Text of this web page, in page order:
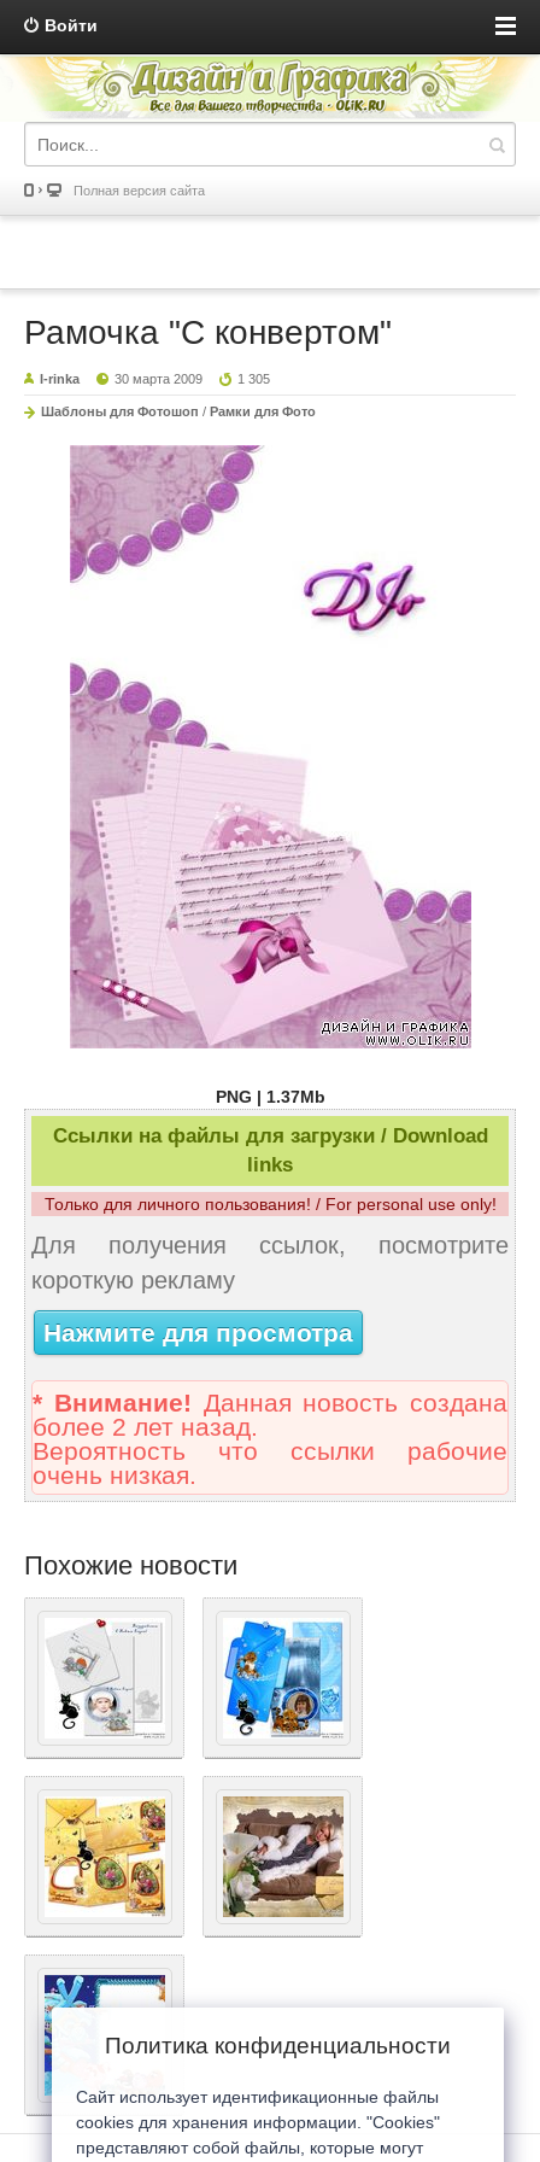
Войти
Полная версия сайта
Рамочка "С конвертом"
I-rinka 30 марта 2009 1 305
Шаблоны для Фотошоп / Рамки для Фото
PNG | 1.37Mb
Ссылки на файлы для загрузки / Download
links
Только для личного пользования! / For personal use only!
Для получения ссылок, посмотрите
короткую рекламу
Нажмите для просмотра
* Внимание! Данная новость создана
более 2 лет назад.
Вероятность что ссылки рабочие
очень низкая.
Похожие новости
Политика конфиденциальности
Сайт использует идентификационные файлы
cookies для хранения информации. "Cookies"
представляют собой файлы, которые могут